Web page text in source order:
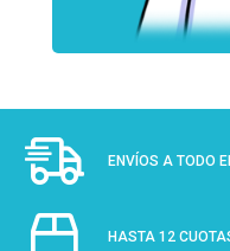
ENVÍOS A TODO
HASTA 12